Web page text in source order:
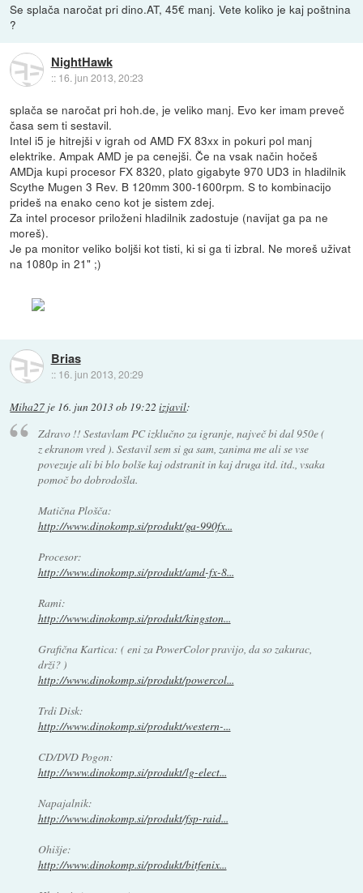
Se splača naročat pri dino.AT, 45€ manj. Vete koliko je kaj poštnina
?
NightHawk
:: 16. jun 2013, 20:23
splača se naročat pri hoh.de, je veliko manj. Evo ker imam preveč
časa sem ti sestavil.
Intel i5 je hitrejši v igrah od AMD FX 83xx in pokuri pol manj
elektrike. Ampak AMD je pa cenejši. Če na vsak način hočeš
AMDja kupi procesor FX 8320, plato gigabyte 970 UD3 in hladilnik
Scythe Mugen 3 Rev. B 120mm 300-1600rpm. S to kombinacijo
prideš na enako ceno kot je sistem zdej.
Za intel procesor priloženi hladilnik zadostuje (navijat ga pa ne
moreš).
Je pa monitor veliko boljši kot tisti, ki si ga ti izbral. Ne moreš uživat
na 1080p in 21" ;)
Brias
:: 16. jun 2013, 20:29
Miha27 je 16. jun 2013 ob 19:22 izjavil:
Zdravo !! Sestavlam PC izklučno za igranje, največ bi dal 950e (
z ekranom vred ). Sestavil sem si ga sam, zanima me ali se vse
povezuje ali bi blo bolše kaj odstranit in kaj druga itd. itd., vsaka
pomoč bo dobrodošla.
Matična Plošča:
http://www.dinokomp.si/produkt/ga-990fx...
Procesor:
http://www.dinokomp.si/produkt/amd-fx-8...
Rami:
http://www.dinokomp.si/produkt/kingston...
Grafična Kartica: ( eni za PowerColor pravijo, da so zakurac,
drži? )
http://www.dinokomp.si/produkt/powercol...
Trdi Disk:
http://www.dinokomp.si/produkt/western-...
CD/DVD Pogon:
http://www.dinokomp.si/produkt/lg-elect...
Napajalnik:
http://www.dinokomp.si/produkt/fsp-raid...
Ohišje:
http://www.dinokomp.si/produkt/bitfenix...